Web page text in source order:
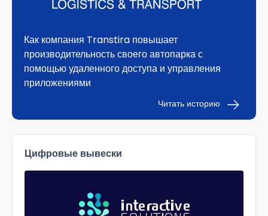
Как компания Transtira повышает
производительность своего автопарка с
помощью удаленного доступа и управления
приложениями
Читать историю
Цифровые вывески